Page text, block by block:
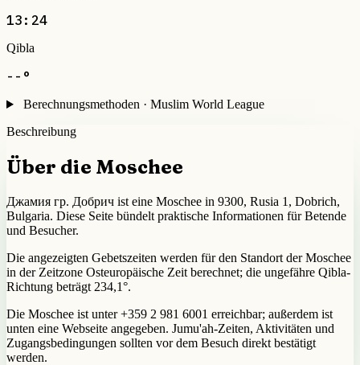
13:24
Qibla
--°
Berechnungsmethoden · Muslim World League
Beschreibung
Über die Moschee
Джамия гр. Добрич ist eine Moschee in 9300, Rusia 1, Dobrich,
Bulgaria. Diese Seite bündelt praktische Informationen für Betende
und Besucher.
Die angezeigten Gebetszeiten werden für den Standort der Moschee
in der Zeitzone Osteuropäische Zeit berechnet; die ungefähre Qibla-
Richtung beträgt 234,1°.
Die Moschee ist unter +359 2 981 6001 erreichbar; außerdem ist
unten eine Webseite angegeben. Jumu'ah-Zeiten, Aktivitäten und
Zugangsbedingungen sollten vor dem Besuch direkt bestätigt
werden.